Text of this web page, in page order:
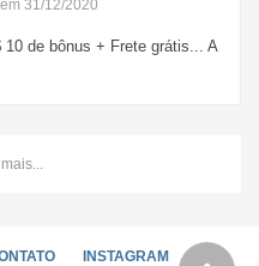
31/12/2020
de bônus + Frete grátis... A
INSTAGRAM